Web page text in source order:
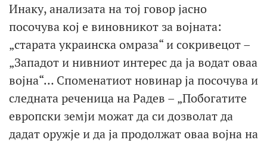
Инаку, анализата на тој говор јасно
посочува кој е виновникот за војната:
„старата украинска омраза“ и сокривецот –
„Западот и нивниот интерес да ја водат оваа
војна“… Споменатиот новинар ја посочува и
следната реченица на Радев – „Побогатите
европски земји можат да си дозволат да
дадат оружје и да ја продолжат оваа војна на